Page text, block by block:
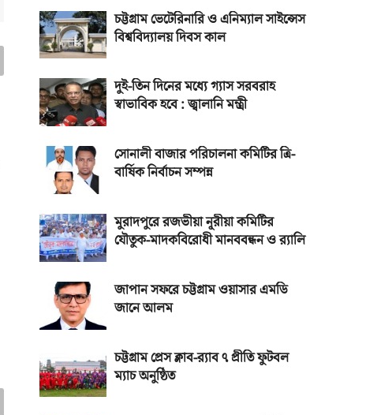
চট্টগ্রাম ভেটেরিনারি ও এনিম্যাল সাইন্সেস
বিশ্ববিদ্যালয় দিবস কাল
দুই-তিন দিনের মধ্যে গ্যাস সরবরাহ
স্বাভাবিক হবে : জ্বালানি মন্ত্রী
সোনালী বাজার পরিচালনা কমিটির ত্রি-
বার্ষিক নির্বাচন সম্পন্ন
মুরাদপুরে রজভীয়া নূরীয়া কমিটির
যৌতুক-মাদকবিরোধী মানববন্ধন ও র‌্যালি
জাপান সফরে চট্টগ্রাম ওয়াসার এমডি
জানে আলম
চট্টগ্রাম প্রেস ক্লাব-র‌্যাব ৭ প্রীতি ফুটবল
ম্যাচ অনুষ্ঠিত